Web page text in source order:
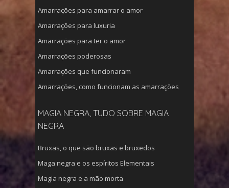
Amarrações para amarrar o amor
Amarrações para luxuria
Amarrações para ter o amor
Amarrações poderosas
Amarrações que funcionaram
Amarrações, como funcionam as amarrações
MAGIA NEGRA, TUDO SOBRE MAGIA
NEGRA
Bruxas, o que são bruxas e bruxedos
Maga negra e os espíritos Elementais
Magia negra e a mão morta